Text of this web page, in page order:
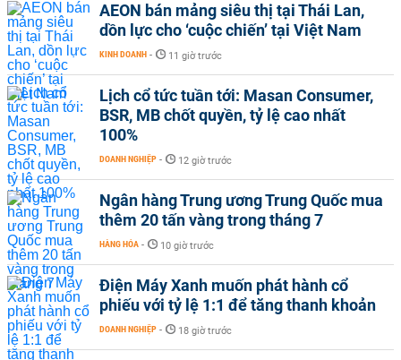
AEON bán mảng siêu thị tại Thái Lan,
dồn lực cho ‘cuộc chiến’ tại Việt Nam
KINH DOANH - 11 giờ trước
Lịch cổ tức tuần tới: Masan Consumer,
BSR, MB chốt quyền, tỷ lệ cao nhất
100%
DOANH NGHIỆP - 12 giờ trước
Ngân hàng Trung ương Trung Quốc mua
thêm 20 tấn vàng trong tháng 7
HÀNG HÓA - 10 giờ trước
Điện Máy Xanh muốn phát hành cổ
phiếu với tỷ lệ 1:1 để tăng thanh khoản
DOANH NGHIỆP - 18 giờ trước